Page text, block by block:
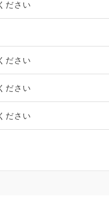
ださい
ださい
ださい
ださい